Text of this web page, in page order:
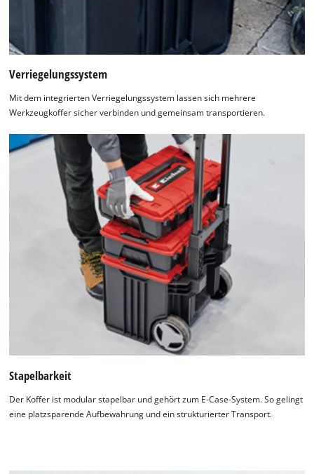
Verriegelungssystem
Mit dem integrierten Verriegelungssystem lassen sich mehrere
Werkzeugkoffer sicher verbinden und gemeinsam transportieren.
Stapelbarkeit
Der Koffer ist modular stapelbar und gehört zum E-Case-System. So gelingt
eine platzsparende Aufbewahrung und ein strukturierter Transport.